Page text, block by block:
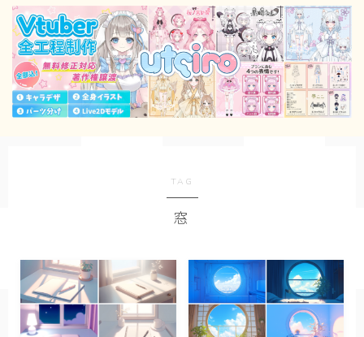
beautiful
Japanese style
simple
New Year
Valentine
Tanabata
TAG
窓